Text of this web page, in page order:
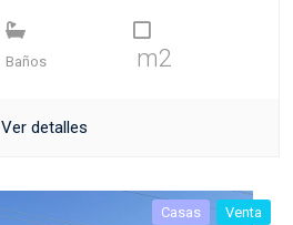
Baños m2
Ver detalles
Casas Venta